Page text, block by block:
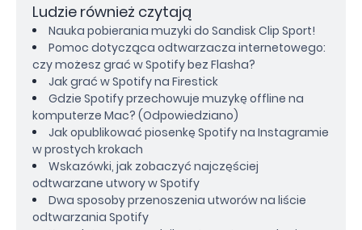
Ludzie również czytają
Nauka pobierania muzyki do Sandisk Clip Sport!
Pomoc dotycząca odtwarzacza internetowego:
czy możesz grać w Spotify bez Flasha?
Jak grać w Spotify na Firestick
Gdzie Spotify przechowuje muzykę offline na
komputerze Mac? (Odpowiedziano)
Jak opublikować piosenkę Spotify na Instagramie
w prostych krokach
Wskazówki, jak zobaczyć najczęściej
odtwarzane utwory w Spotify
Dwa sposoby przenoszenia utworów na liście
odtwarzania Spotify